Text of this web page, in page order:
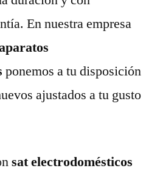
En nuestra empresa
ponemos a tu disposición
ajustados a tu gusto
sat electrodomésticos